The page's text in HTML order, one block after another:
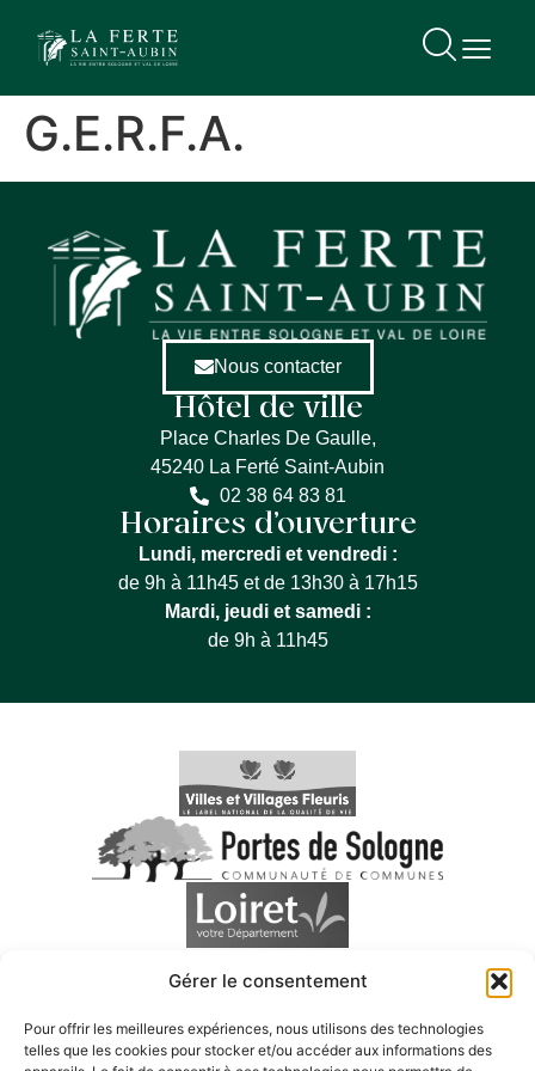
Gérer le consentement
Pour offrir les meilleures expériences, nous utilisons des technologies
telles que les cookies pour stocker et/ou accéder aux informations des
principal
G.E.R.F.A.
Nous contacter
Hôtel de ville
Place Charles De Gaulle,
45240 La Ferté Saint-Aubin
02 38 64 83 81
Horaires d’ouverture
Lundi, mercredi et vendredi :
de 9h à 11h45 et de 13h30 à 17h15
Mardi, jeudi et samedi :
de 9h à 11h45